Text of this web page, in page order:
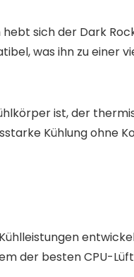
sich der Dark
was ihn zu einer
ist, der
Kühlung ohne
der besten CPU-